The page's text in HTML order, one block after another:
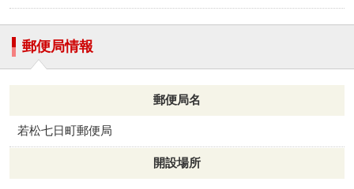
郵便局情報
郵便局名
若松七日町郵便局
開設場所